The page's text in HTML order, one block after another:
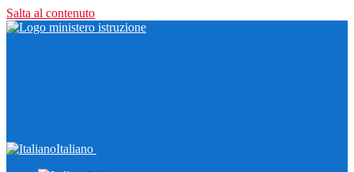
Salta al contenuto
Italiano